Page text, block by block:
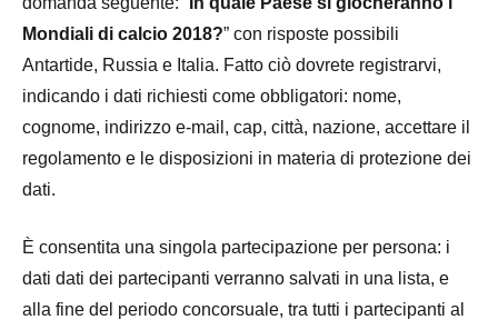
Mondiali di calcio 2018?” con risposte possibili
Antartide, Russia e Italia. Fatto ciò dovrete registrarvi,
indicando i dati richiesti come obbligatori: nome,
cognome, indirizzo e-mail, cap, città, nazione, accettare il
regolamento e le disposizioni in materia di protezione dei
dati.
È consentita una singola partecipazione per persona: i
dati dati dei partecipanti verranno salvati in una lista, e
alla fine del periodo concorsuale, tra tutti i partecipanti al